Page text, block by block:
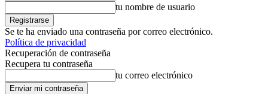
tu nombre de usuario
Se te ha enviado una contraseña por correo electrónico.
Política de privacidad
Recuperación de contraseña
Recupera tu contraseña
tu correo electrónico